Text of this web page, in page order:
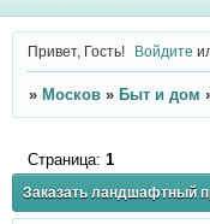
Привет, Гость! Войдите
» Москов » Быт и дом
Заказать ландшафтный
Страница: 1